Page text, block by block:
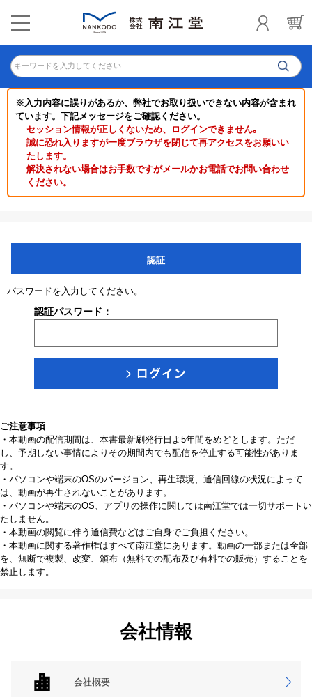
キーワードを入力してください
※入力内容に誤りがあるか、弊社でお取り扱いできない内容が含まれ
ています。下記メッセージをご確認ください。
セッション情報が正しくないため、ログインできません｡
誠に恐れ入りますが一度ブラウザを閉じて再アクセスをお願いい
たします。
解決されない場合はお手数ですがメールかお電話でお問い合わせ
ください。
認証
パスワードを入力してください。
認証パスワード：
ご注意事項
・本動画の配信期間は、本書最新刷発行日よ5年間をめどとします。ただ
し、予期しない事情によりその期間内でも配信を停止する可能性がありま
す。
・パソコンや端末のOSのバージョン、再生環境、通信回線の状況によって
は、動画が再生されないことがあります。
・パソコンや端末のOS、アプリの操作に関しては南江堂では一切サポートい
たしません。
・本動画の閲覧に伴う通信費などはご自身でご負担ください。
・本動画に関する著作権はすべて南江堂にあります。動画の一部または全部
を、無断で複製、改変、頒布（無料での配布及び有料での販売）することを
禁止します。
会社情報
会社概要